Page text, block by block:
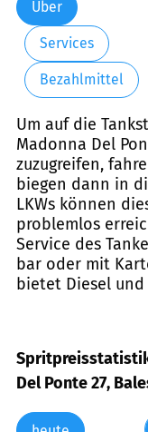
Über
Services
Bezahlmittel
Um auf die
Madonna Del
zuzugreifen,
biegen dann in
LKWs können
problemlos
Service des
bar oder mit
bietet Diesel und
Del Ponte 27,